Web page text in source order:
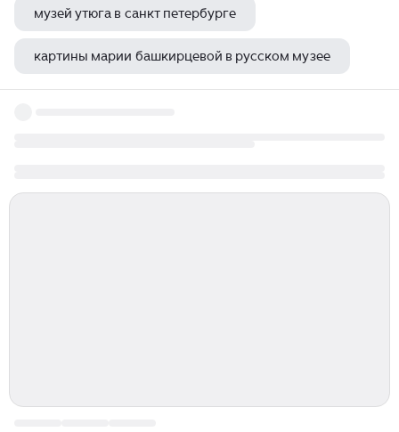
музей утюга в санкт петербурге
картины марии башкирцевой в русском музее